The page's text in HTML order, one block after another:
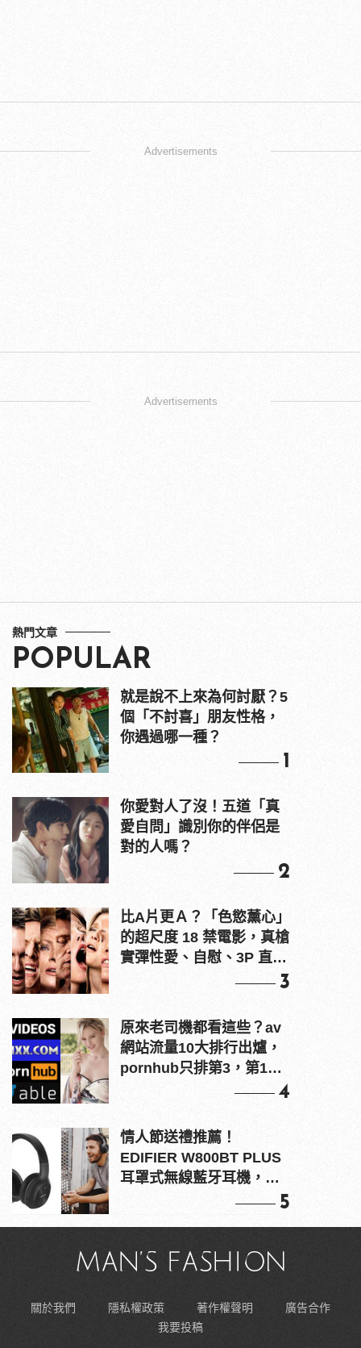
Advertisements
Advertisements
熱門文章
POPULAR
就是說不上來為何討厭？5
個「不討喜」朋友性格，
你遇過哪一種？
1
你愛對人了沒！五道「真
愛自問」識別你的伴侶是
對的人嗎？
2
比A片更Ａ？「色慾薰心」
的超尺度 18 禁電影，真槍
實彈性愛、自慰、3P 直接
3
原來老司機都看這些？av
網站流量10大排行出爐，
pornhub只排第3，第1名
4
情人節送禮推薦！
EDIFIER W800BT PLUS
耳罩式無線藍牙耳機，在
5
關於我們 隱私權政策 著作權聲明
廣告合作
我要投稿